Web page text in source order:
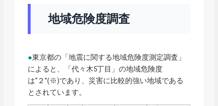
地域危険度調査
●東京都の「地震に関する地域危険度測定調査」
によると、「代々木5丁目」の地域危険度
は“２”(※)であり、災害に比較的強い地域である
とされています。